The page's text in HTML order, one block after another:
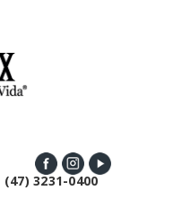
(47) 3231-0400